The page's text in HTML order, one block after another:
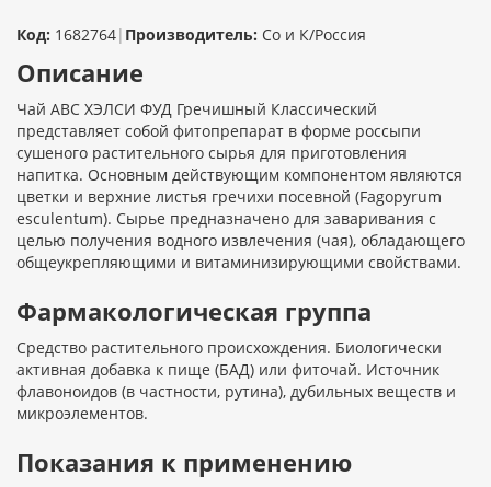
Код: 1682764| Производитель: Со и К/Россия
Описание
Чай АВС ХЭЛСИ ФУД Гречишный Классический
представляет собой фитопрепарат в форме россыпи
сушеного растительного сырья для приготовления
напитка. Основным действующим компонентом являются
цветки и верхние листья гречихи посевной (Fagopyrum
esculentum). Сырье предназначено для заваривания с
целью получения водного извлечения (чая), обладающего
общеукрепляющими и витаминизирующими свойствами.
Фармакологическая группа
Средство растительного происхождения. Биологически
активная добавка к пище (БАД) или фиточай. Источник
флавоноидов (в частности, рутина), дубильных веществ и
микроэлементов.
Показания к применению